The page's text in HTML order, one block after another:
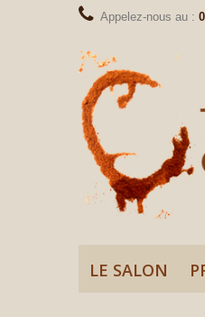
Appelez-nous au :
LE SALON